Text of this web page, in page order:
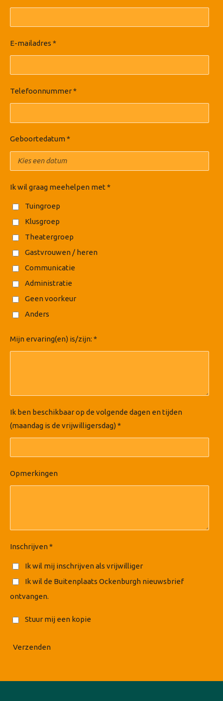
E-mailadres *
Telefoonnummer *
Geboortedatum *
Ik wil graag meehelpen met *
Tuingroep
Klusgroep
Theatergroep
Gastvrouwen / heren
Communicatie
Administratie
Geen voorkeur
Anders
Mijn ervaring(en) is/zijn: *
Ik ben beschikbaar op de volgende dagen en tijden
(maandag is de vrijwilligersdag) *
Opmerkingen
Inschrijven *
Ik wil mij inschrijven als vrijwilliger
Ik wil de Buitenplaats Ockenburgh nieuwsbrief
ontvangen.
Stuur mij een kopie
Verzenden